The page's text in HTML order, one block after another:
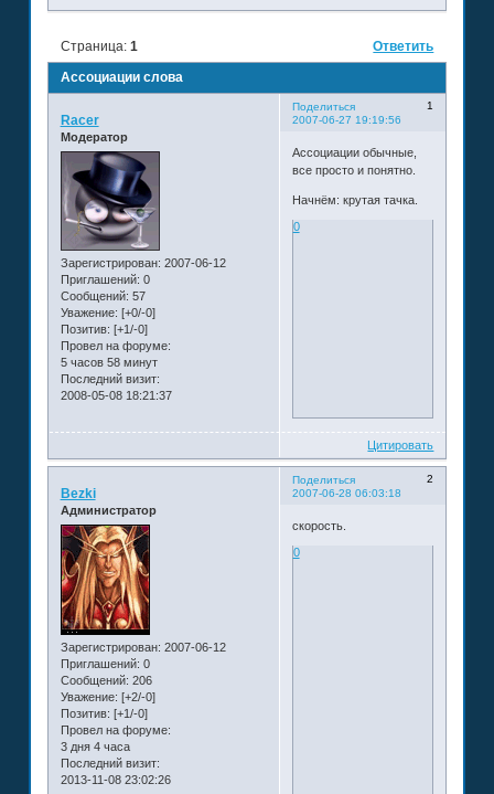
Ассоциации слова
Страница: 1 Ответить
Поделиться
1
2007-06-27 19:19:56
Racer
Модератор
Зарегистрирован: 2007-06-12
Приглашений: 0
Сообщений: 57
Уважение: [+0/-0]
Позитив: [+1/-0]
Провел на форуме:
5 часов 58 минут
Последний визит:
2008-05-08 18:21:37
Ассоциации обычные,
все просто и понятно.
Начнём: крутая тачка.
0
Цитировать
Поделиться
2
2007-06-28 06:03:18
Bezki
Администратор
Зарегистрирован: 2007-06-12
Приглашений: 0
Сообщений: 206
Уважение: [+2/-0]
Позитив: [+1/-0]
Провел на форуме:
3 дня 4 часа
Последний визит:
2013-11-08 23:02:26
скорость.
0